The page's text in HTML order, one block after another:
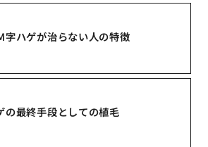
字ハゲが治らない人の特徴
の最終手段としての植毛